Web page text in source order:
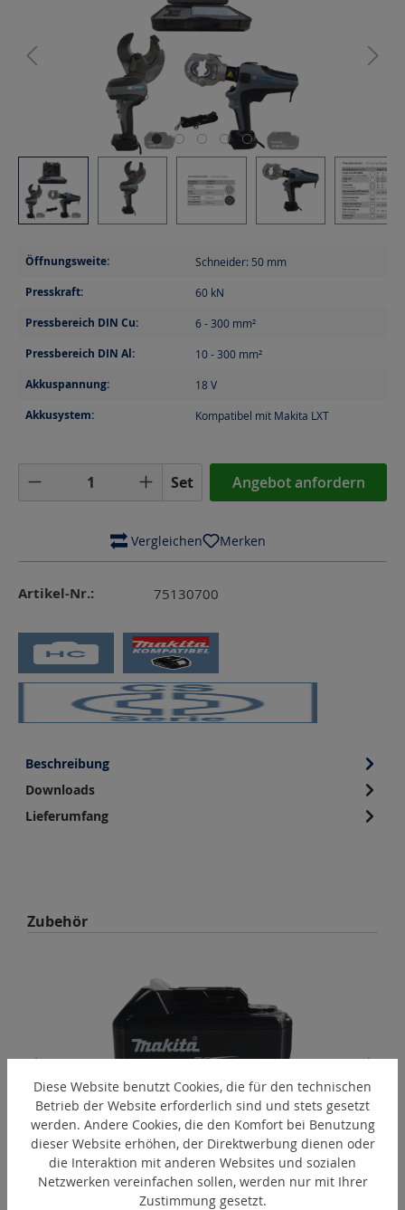
Öffnungsweite: Schneider: 50 mm
Presskraft: 60 kN
Pressbereich DIN Cu: 6 - 300 mm²
Pressbereich DIN Al: 10 - 300 mm²
Akkuspannung: 18 V
Akkusystem: Kompatibel mit Makita LXT
Produkt Anzahl: Gib den gewünschten
Set Angebot anfordern
Vergleichen Merken
Artikel-Nr.: 75130700
Beschreibung
Downloads
Lieferumfang
Produktgalerie überspringen
Zubehör
BL1850B
Makita Akku Lithium-Ionen 18 V
Diese Website benutzt Cookies, die für den technischen
Betrieb der Website erforderlich sind und stets gesetzt
werden. Andere Cookies, die den Komfort bei Benutzung
dieser Website erhöhen, der Direktwerbung dienen oder
die Interaktion mit anderen Websites und sozialen
Netzwerken vereinfachen sollen, werden nur mit Ihrer
Zustimmung gesetzt.